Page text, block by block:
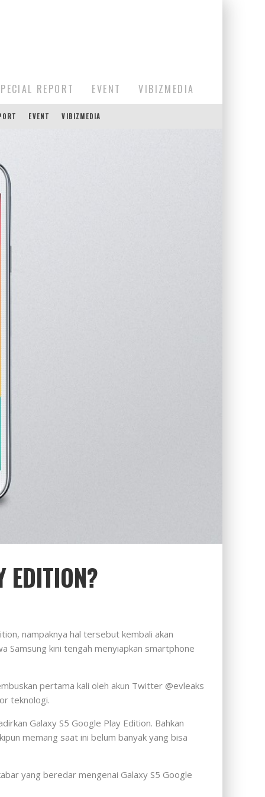
REPORT EVENT VIBIZMEDIA
EVENT VIBIZMEDIA
EDITION?
nampaknya hal tersebut kembali akan
Samsung kini tengah menyiapkan smartphone
pertama kali oleh akun Twitter @evleaks
teknologi.
Galaxy S5 Google Play Edition. Bahkan
memang saat ini belum banyak yang bisa
yang beredar mengenai Galaxy S5 Google